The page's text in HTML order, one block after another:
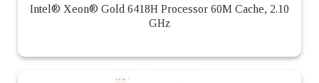
Intel® Xeon® Gold 6418H Processor 60M Cache, 2.10
GHz